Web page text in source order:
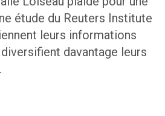
étude du Reuters Institute
leurs informations
davantage leurs